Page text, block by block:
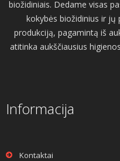
biožidiniais. Dedame visas
kokybės biožidinius ir jų
produkciją, pagamintą iš
atitinka aukščiausius
Informacija
Kontaktai